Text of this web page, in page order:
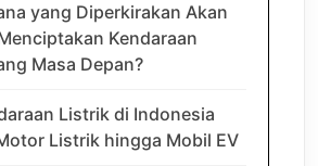
yang Diperkirakan Akan
Kendaraan
Masa Depan?
Listrik di Indonesia
Listrik hingga Mobil EV